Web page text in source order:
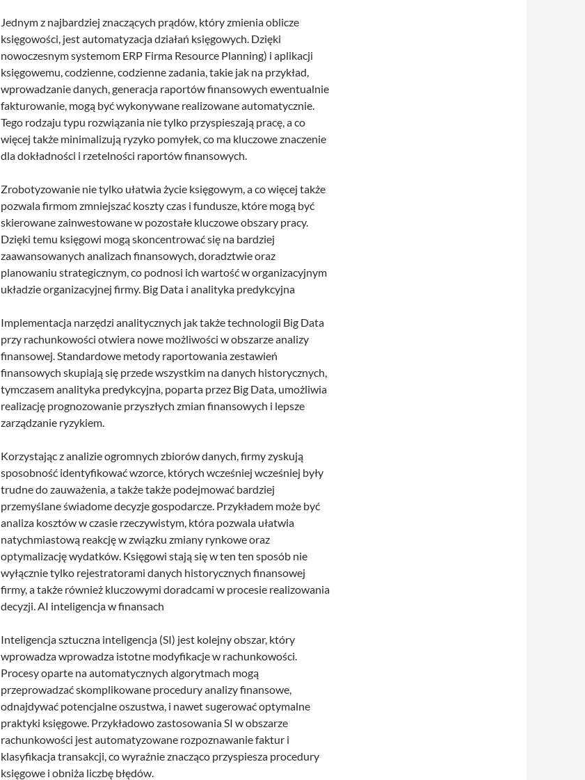
Jednym z najbardziej znaczących prądów, który zmienia oblicze
księgowości, jest automatyzacja działań księgowych. Dzięki
nowoczesnym systemom ERP Firma Resource Planning) i aplikacji
księgowemu, codzienne, codzienne zadania, takie jak na przykład,
wprowadzanie danych, generacja raportów finansowych ewentualnie
fakturowanie, mogą być wykonywane realizowane automatycznie.
Tego rodzaju typu rozwiązania nie tylko przyspieszają pracę, a co
więcej także minimalizują ryzyko pomyłek, co ma kluczowe znaczenie
dla dokładności i rzetelności raportów finansowych.
Zrobotyzowanie nie tylko ułatwia życie księgowym, a co więcej także
pozwala firmom zmniejszać koszty czas i fundusze, które mogą być
skierowane zainwestowane w pozostałe kluczowe obszary pracy.
Dzięki temu księgowi mogą skoncentrować się na bardziej
zaawansowanych analizach finansowych, doradztwie oraz
planowaniu strategicznym, co podnosi ich wartość w organizacyjnym
układzie organizacyjnej firmy. Big Data i analityka predykcyjna
Implementacja narzędzi analitycznych jak także technologii Big Data
przy rachunkowości otwiera nowe możliwości w obszarze analizy
finansowej. Standardowe metody raportowania zestawień
finansowych skupiają się przede wszystkim na danych historycznych,
tymczasem analityka predykcyjna, poparta przez Big Data, umożliwia
realizację prognozowanie przyszłych zmian finansowych i lepsze
zarządzanie ryzykiem.
Korzystając z analizie ogromnych zbiorów danych, firmy zyskują
sposobność identyfikować wzorce, których wcześniej wcześniej były
trudne do zauważenia, a także także podejmować bardziej
przemyślane świadome decyzje gospodarcze. Przykładem może być
analiza kosztów w czasie rzeczywistym, która pozwala ułatwia
natychmiastową reakcję w związku zmiany rynkowe oraz
optymalizację wydatków. Księgowi stają się w ten ten sposób nie
wyłącznie tylko rejestratorami danych historycznych finansowej
firmy, a także również kluczowymi doradcami w procesie realizowania
decyzji. AI inteligencja w finansach
Inteligencja sztuczna inteligencja (SI) jest kolejny obszar, który
wprowadza wprowadza istotne modyfikacje w rachunkowości.
Procesy oparte na automatycznych algorytmach mogą
przeprowadzać skomplikowane procedury analizy finansowe,
odnajdywać potencjalne oszustwa, i nawet sugerować optymalne
praktyki księgowe. Przykładowo zastosowania SI w obszarze
rachunkowości jest automatyzowane rozpoznawanie faktur i
klasyfikacja transakcji, co wyraźnie znacząco przyspiesza procedury
księgowe i obniża liczbę błędów.